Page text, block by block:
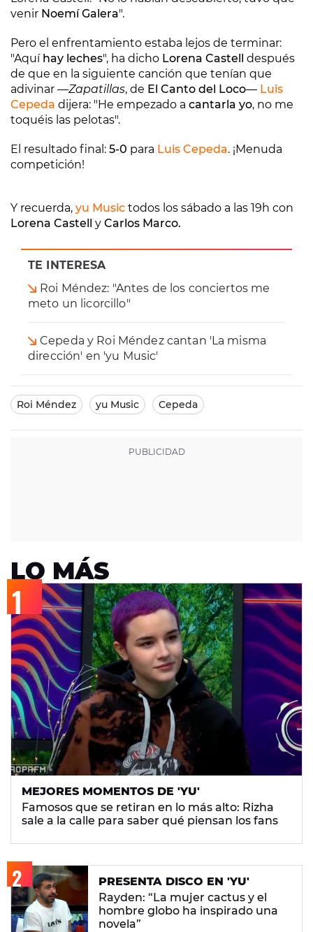
TE INTERESA
Roi Méndez: "Antes de los conciertos me
meto un licorcillo"
Cepeda y Roi Méndez cantan 'La misma
dirección' en 'yu Music'
venir Noemí Galera".
Pero el enfrentamiento estaba lejos de terminar:
"Aquíhay leches", ha dicho Lorena Castell después
de que en la siguiente canción que tenían que
adivinar —Zapatillas, de El Canto del Loco— Luis
Cepeda dijera: "He empezado a cantarla yo, no me
toquéis las pelotas".
El resultado final: 5-0 para Luis Cepeda. ¡Menuda
competición!
Y recuerda, yu Music todos los sábado a las 19h con
Lorena Castell y Carlos Marco.
Roi Méndez yu Music Cepeda
LO MÁS
MEJORES MOMENTOS DE 'YU'
Famosos que se retiran en lo más alto: Rizha
sale a la calle para saber qué piensan los fans
PRESENTA DISCO EN 'YU'
Rayden: “La mujer cactus y el
hombre globo ha inspirado una
novela”